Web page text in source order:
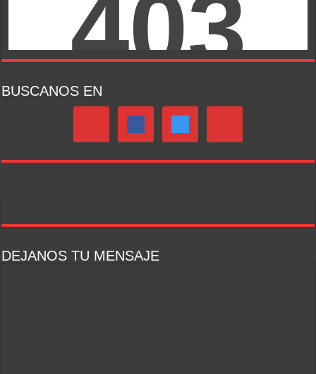
BUSCANOS EN
DEJANOS TU MENSAJE